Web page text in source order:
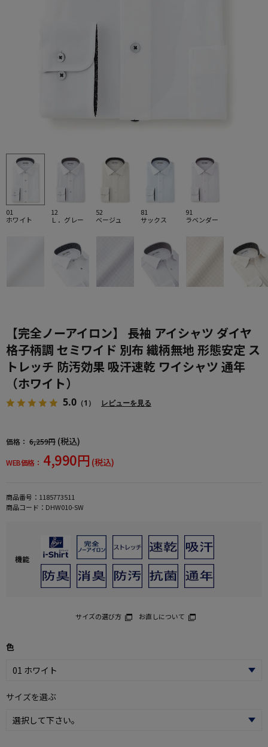
01
ホワイト
12
Ｌ．グレー
52
ベージュ
81
サックス
91
ラベンダー
【完全ノーアイロン】 長袖 アイシャツ ダイヤ
格子柄調 セミワイド 別布 織柄無地 形態安定 ス
トレッチ 防汚効果 吸汗速乾 ワイシャツ 通年
（ホワイト）
5.0 （1） レビューを見る
価格： 6,259円 (税込)
WEB価格： 4,990円 (税込)
商品番号： 1185773511
商品コード： DHW010-SW
機能
サイズの選び方 お直しについて
色
サイズを選ぶ